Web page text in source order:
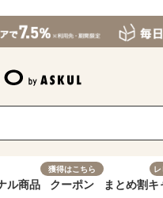
ル商品
獲得はこちら
クーポン まとめ割キ